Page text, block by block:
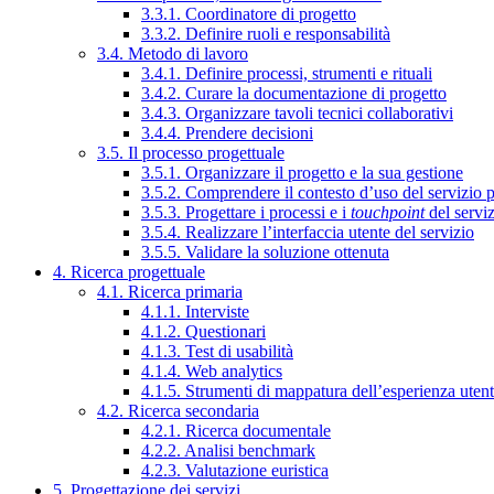
3.3.1. Coordinatore di progetto
3.3.2. Definire ruoli e responsabilità
3.4. Metodo di lavoro
3.4.1. Definire processi, strumenti e rituali
3.4.2. Curare la documentazione di progetto
3.4.3. Organizzare tavoli tecnici collaborativi
3.4.4. Prendere decisioni
3.5. Il processo progettuale
3.5.1. Organizzare il progetto e la sua gestione
3.5.2. Comprendere il contesto d’uso del servizio
3.5.3. Progettare i processi e i touchpointdel
3.5.4. Realizzare l’interfaccia utente del servizio
3.5.5. Validare la soluzione ottenuta
4. Ricerca progettuale
4.1. Ricerca primaria
4.1.1. Interviste
4.1.2. Questionari
4.1.3. Test di usabilità
4.1.4. Web analytics
4.1.5. Strumenti di mappatura dell’esperienza
4.2. Ricerca secondaria
4.2.1. Ricerca documentale
4.2.2. Analisi benchmark
4.2.3. Valutazione euristica
5. Progettazione dei servizi